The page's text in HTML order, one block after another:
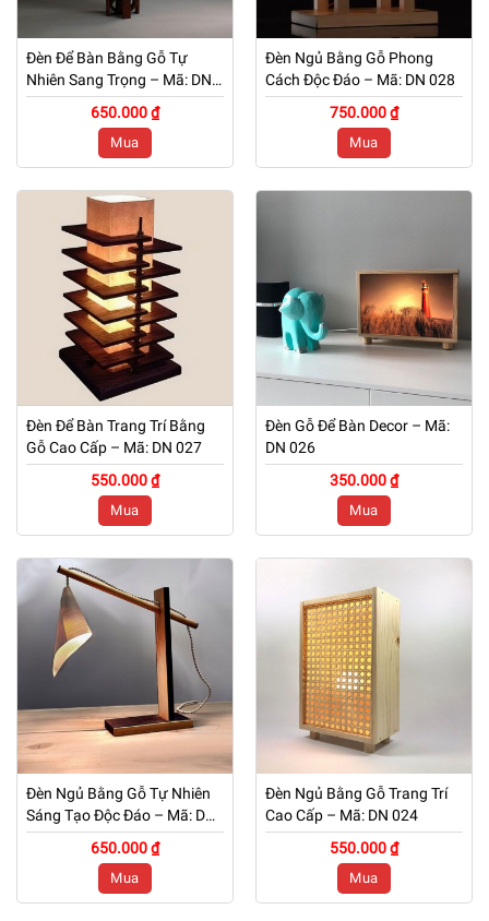
Đèn Để Bàn Bằng Gỗ Tự
Nhiên Sang Trọng – Mã: DN
029
650.000 ₫
Mua
Đèn Ngủ Bằng Gỗ Phong
Cách Độc Đáo – Mã: DN 028
750.000 ₫
Mua
Đèn Để Bàn Trang Trí Bằng
Gỗ Cao Cấp – Mã: DN 027
550.000 ₫
Mua
Đèn Gỗ Để Bàn Decor – Mã:
DN 026
350.000 ₫
Mua
Đèn Ngủ Bằng Gỗ Tự Nhiên
Sáng Tạo Độc Đáo – Mã: DN
025
650.000 ₫
Mua
Đèn Ngủ Bằng Gỗ Trang Trí
Cao Cấp – Mã: DN 024
550.000 ₫
Mua